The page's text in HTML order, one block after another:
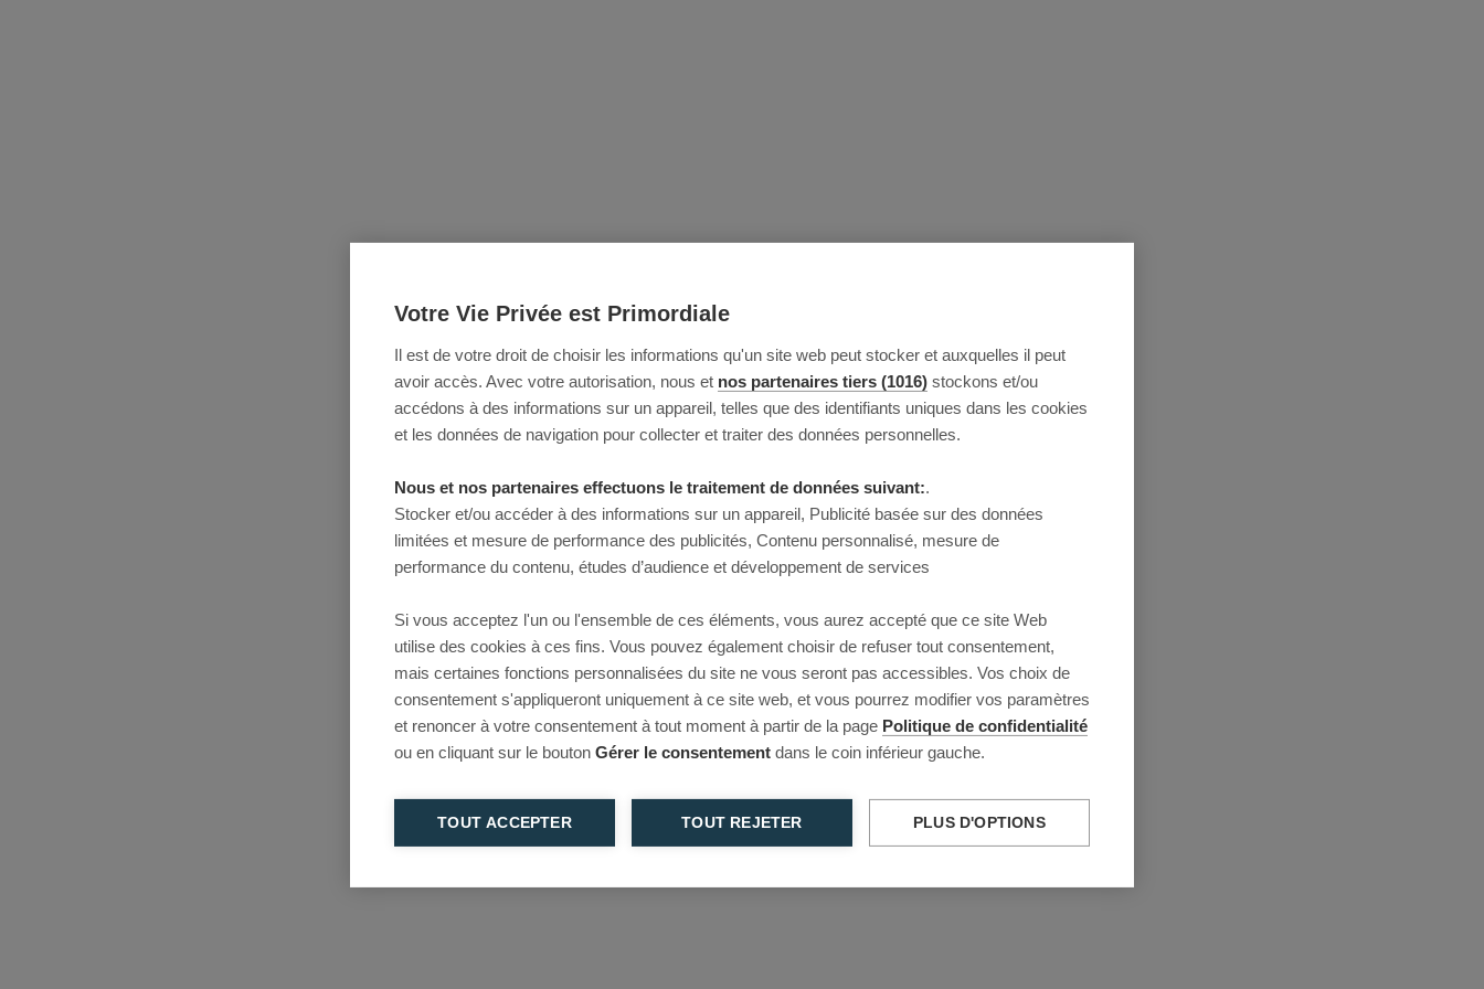
Votre Vie Privée est Primordiale
Il est de votre droit de choisir les informations qu'un site web peut stocker et auxquelles il peut
avoir accès. Avec votre autorisation, nous et nos partenaires tiers (1016) stockons et/ou
accédons à des informations sur un appareil, telles que des identifiants uniques dans les cookies
et les données de navigation pour collecter et traiter des données personnelles.
Nous et nos partenaires effectuons le traitement de données suivant:.
Stocker et/ou accéder à des informations sur un appareil, Publicité basée sur des données
limitées et mesure de performance des publicités, Contenu personnalisé, mesure de
performance du contenu, études d’audience et développement de services
Si vous acceptez l'un ou l'ensemble de ces éléments, vous aurez accepté que ce site Web
utilise des cookies à ces fins. Vous pouvez également choisir de refuser tout consentement,
mais certaines fonctions personnalisées du site ne vous seront pas accessibles. Vos choix de
consentement s'appliqueront uniquement à ce site web, et vous pourrez modifier vos paramètres
et renoncer à votre consentement à tout moment à partir de la page Politique de confidentialité
ou en cliquant sur le bouton Gérer le consentement dans le coin inférieur gauche.
TOUT ACCEPTER TOUT REJETER PLUS D'OPTIONS
This page couldn’t load
Reload to try again, or go back.
Reload Back